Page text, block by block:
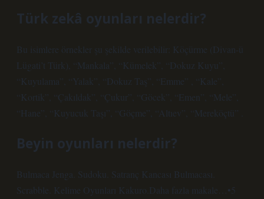
Türk zekâ oyunları nelerdir?
Bu isimlere örnekler şu şekilde verilebilir: Köçürme (Divan-ü
Lügati’t Türk), “Mankala”, “Kümelek”, “Dokuz Kuyu”,
“Kuyulama”, “Yalak”, “Dokuz Taş”, “Emme” , “Kale”,
“Kortik”, “Çakıldak”, “Çukur”, “Göcek”, “Emen”, “Mele”,
“Hane”, “Kuyucuk Taşı”, “Göçme”, “Altıev”, “Mereköçtü” .
Beyin oyunları nelerdir?
Bulmaca Jenga. Sudoku. Satranç Kancası Bulmacası.
Scrabble. Kelime Oyunları Kakuro.Daha fazla makale…•5